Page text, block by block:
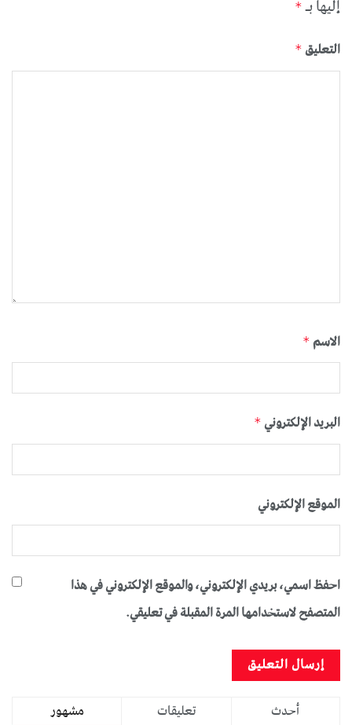
إليها بـ *
التعليق *
الاسم *
البريد الإلكتروني *
الموقع الإلكتروني
احفظ اسمي، بريدي الإلكتروني، والموقع الإلكتروني في هذا
المتصفح لاستخدامها المرة المقبلة في تعليقي.
مشهور تعليقات
أحدث